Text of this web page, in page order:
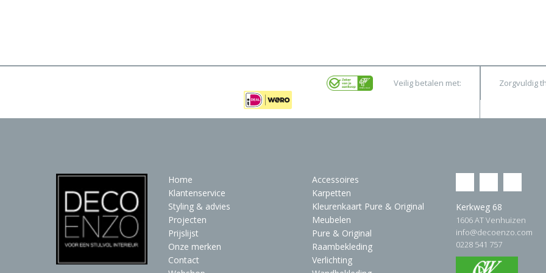
Verlichting
Veilig betalen met: Zorgvuldig
Home
Klantenservice
Styling & advies
Projecten
Prijslijst
Onze merken
Contact
Accessoires
Karpetten
Kleurenkaart Pure & Original
Meubelen
Pure & Original
Raambekleding
Verlichting
Kerkweg 68
1606 AT Venhuizen
info@decoenzo.com
0228 541 757